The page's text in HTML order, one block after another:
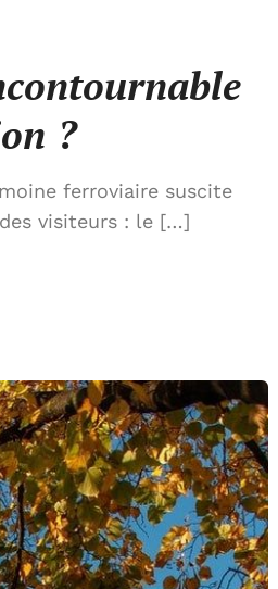
?
ferroviaire suscite
visiteurs : le […]